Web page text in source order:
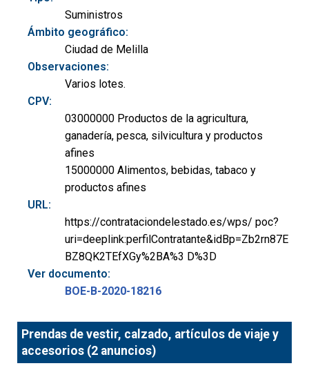
Suministros
Ámbito geográfico:
Ciudad de Melilla
Observaciones:
Varios lotes.
CPV:
03000000 Productos de la agricultura,
ganadería, pesca, silvicultura y productos
afines
15000000 Alimentos, bebidas, tabaco y
productos afines
URL:
https://contrataciondelestado.es/wps/ poc?
uri=deeplink:perfilContratante&idBp=Zb2rn87E
BZ8QK2TEfXGy%2BA%3 D%3D
Ver documento:
BOE-B-2020-18216
Prendas de vestir, calzado, artículos de viaje y
accesorios (2 anuncios)